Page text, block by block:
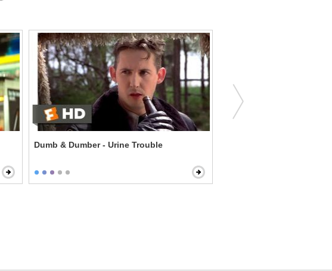
Dumb & Dumber - Urine Trouble